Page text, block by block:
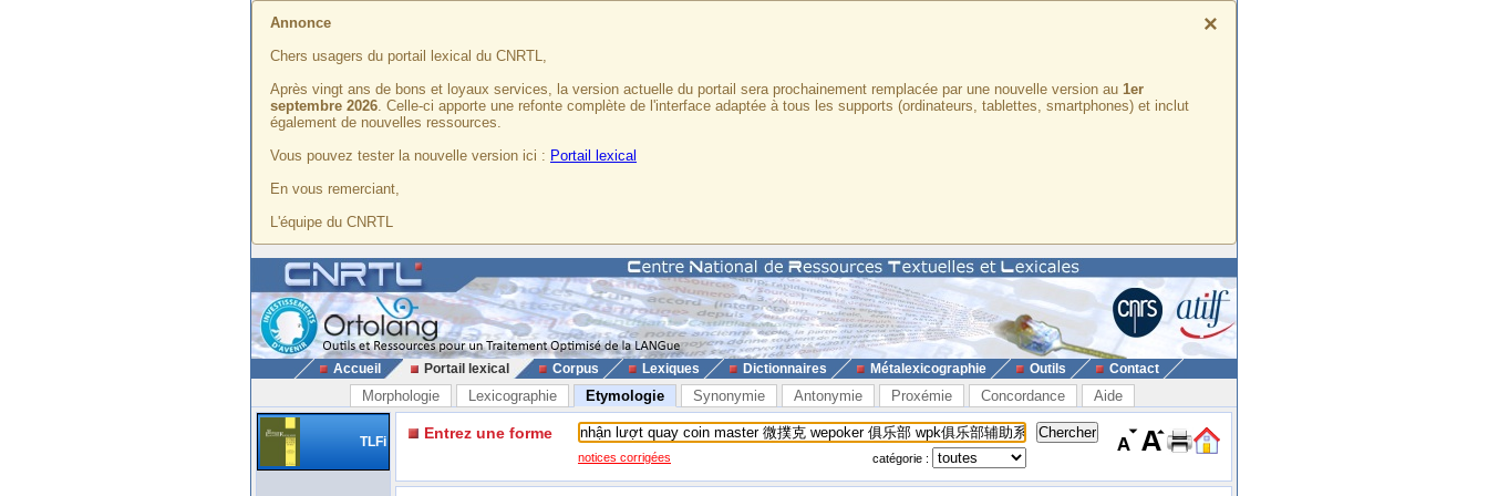
×
Annonce
Chers usagers du portail lexical du CNRTL,
Après vingt ans de bons et loyaux services, la version actuelle du portail sera prochainement remplacée par une nouvelle version au 1er
septembre 2026. Celle-ci apporte une refonte complète de l'interface adaptée à tous les supports (ordinateurs, tablettes, smartphones) et inclut
également de nouvelles ressources.
Vous pouvez tester la nouvelle version ici : Portail lexical
En vous remerciant,
L'équipe du CNRTL
Accueil Portail lexical Corpus Lexiques Dictionnaires Métalexicographie Outils Contact
Morphologie Lexicographie Etymologie Synonymie Antonymie Proxémie Concordance Aide
TLFi Entrez une forme
notices corrigées catégorie :